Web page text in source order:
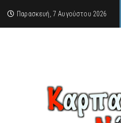
Παρασκευή, 7 Αυγούστου 2026